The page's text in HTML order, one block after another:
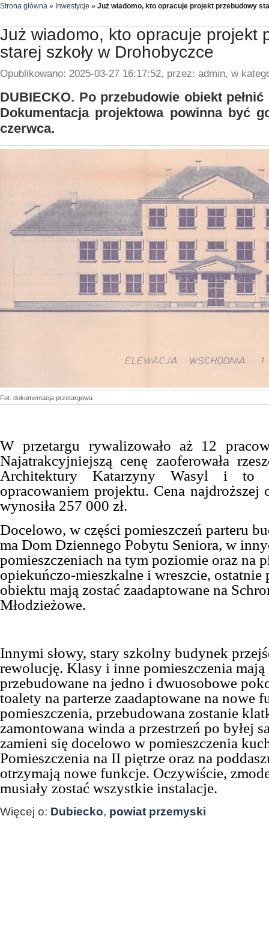
Strona główna » Inwestycje » Już wiadomo, kto opracuje projekt przebudowy
Już wiadomo, kto opracuje projekt
starej szkoły w Drohobyczce
Opublikowano: 2025-03-27 16:17:52, przez: admin, w
DUBIECKO. Po przebudowie obiekt
Dokumentacja projektowa powinna być
czerwca.
Fot. dokumentacja przetargowa
W przetargu rywalizowało aż 12
Najatrakcyjniejszą cenę zaoferowała
Architektury Katarzyny Wasyl i to
opracowaniem projektu. Cena najdroższej
wynosiła 257 000 zł.
Docelowo, w części pomieszczeń parteru
ma Dom Dziennego Pobytu Seniora, w
pomieszczeniach na tym poziomie oraz na
opiekuńczo-mieszkalne i wreszcie, ostatnie
obiektu mają zostać zaadaptowane na
Młodzieżowe.
Innymi słowy, stary szkolny budynek
rewolucję. Klasy i inne pomieszczenia mają
przebudowane na jedno i dwuosobowe
toalety na parterze zaadaptowane na nowe
pomieszczenia, przebudowana zostanie
zamontowana winda a przestrzeń po byłej
zamieni się docelowo w pomieszczenia
Pomieszczenia na II piętrze oraz na
otrzymają nowe funkcje. Oczywiście,
musiały zostać wszystkie instalacje.
Więcej o: Dubiecko, powiat przemyski